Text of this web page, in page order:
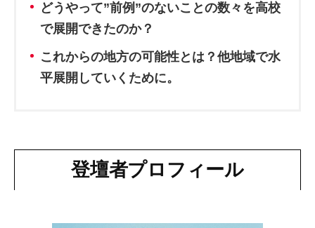
どうやって”前例”のないことの数々を高校
で展開できたのか？
これからの地方の可能性とは？他地域で水
平展開していくために。
登壇者プロフィール